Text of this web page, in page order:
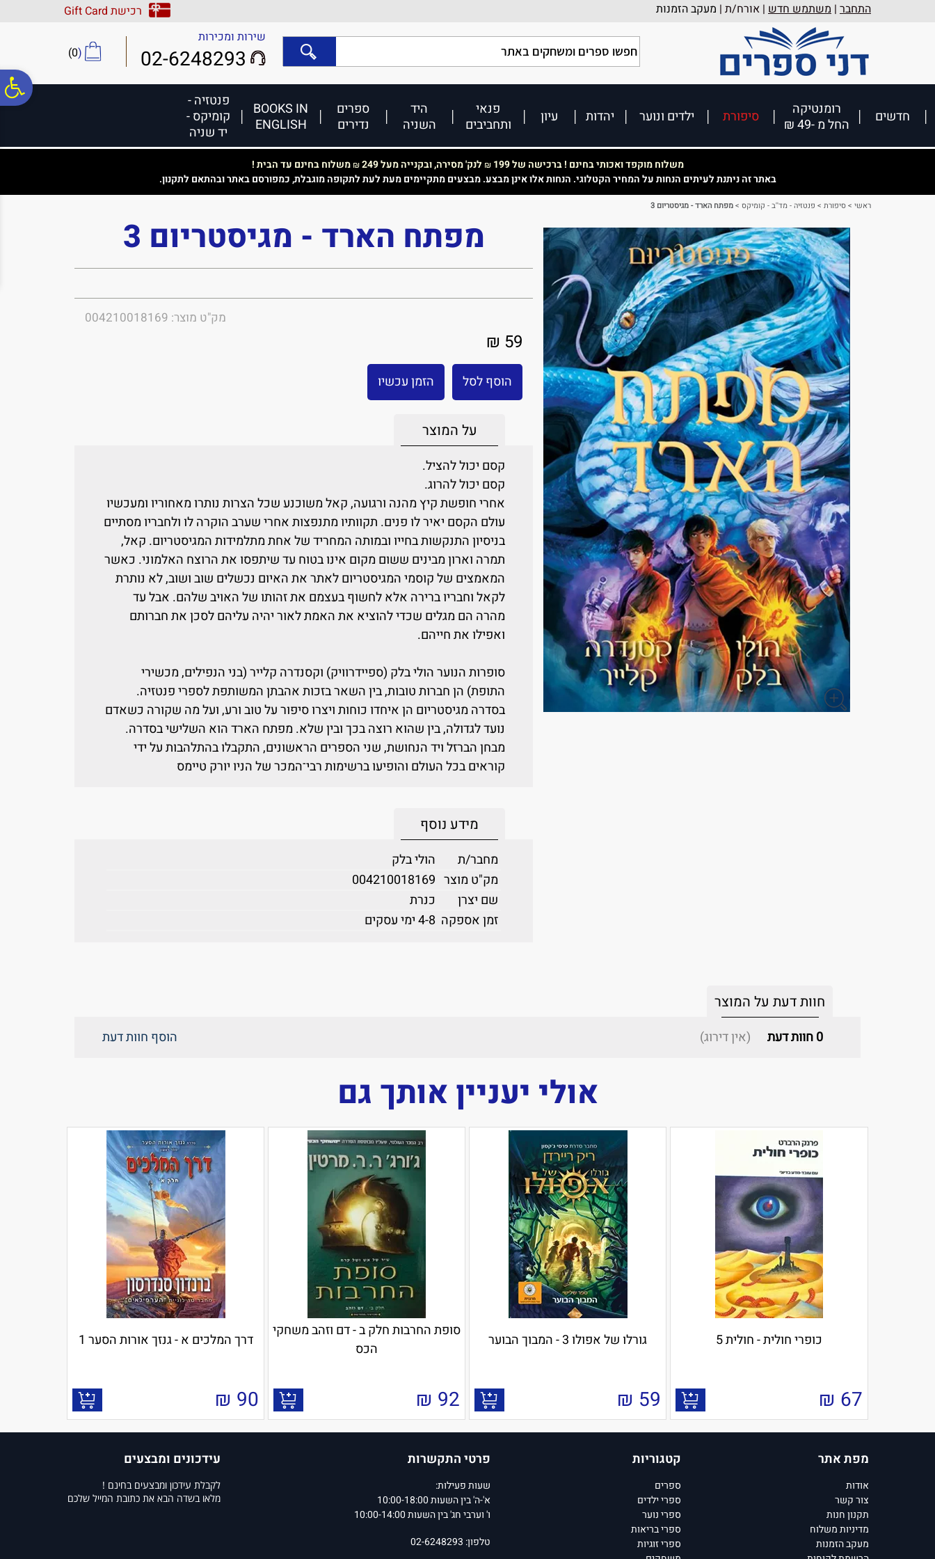
נגישות
אתר
המרכזי
התחבר | משתמש חדש | אורח/ת | מעקב הזמנות
רכישת Gift Card
שירות ומכירות
02-6248293
(
0
)
חדשים
רומנטיקה
החל מ -49 ₪
סיפורת ילדים ונוער יהדות עיון
פנאי
ותחביבים
היד
השניה
ספרים
נדירים
BOOKS IN
ENGLISH
פנטזיה -
קומיקס -
יד שניה
משלוח מוקפד ואכותי בחינם ! ברכישה של 199 ₪ לנק' מסירה, ובקנייה מעל 249 ₪משלוח בחינם עד הבית !
באתר זה ניתנת לעיתים הנחות על המחיר הקטלוגי. הנחות אלו אינן מבצע. מבצעים מתקיימים מעת לעת לתקופה מוגבלת, כמפורסם באתר ובהתאם לתקנון.
ראשי >סיפורת > פנטזיה - מד''ב - קומיקס >מפתח הארד - מגיסטריום 3
מפתח הארד - מגיסטריום 3
מק"ט מוצר: 004210018169
59 ₪
הוסף לסל הזמן עכשיו
על המוצר
קסם יכול להציל.
קסם יכול להרוג.
אחרי חופשת קיץ מהנה ורגועה, קאל משוכנע שכל הצרות נותרו מאחוריו ומעכשיו
עולם הקסם יאיר לו פנים. תקוותיו מתנפצות אחרי שערב הוקרה לו ולחבריו מסתיים
בניסיון התנקשות בחייו ובמותה המחריד של אחת מתלמידות המגיסטריום. קאל,
תמרה וארון מבינים ששום מקום אינו בטוח עד שיתפסו את הרוצח האלמוני. כאשר
המאמצים של קוסמי המגיסטריום לאתר את האיום נכשלים שוב ושוב, לא נותרת
לקאל וחבריו ברירה אלא לחשוף בעצמם את זהותו של האויב שלהם. אבל עד
מהרה הם מגלים שכדי להוציא את האמת לאור יהיה עליהם לסכן את חברותם
ואפילו את חייהם.
סופרות הנוער הולי בלק (ספיידרוויק) וקסנדרה קלייר (בני הנפילים, מכשירי
התופת) הן חברות טובות, בין השאר בזכות אהבתן המשותפת לספרי פנטזיה.
בסדרה מגיסטריום הן איחדו כוחות ויצרו סיפור על טוב ורע, ועל מה שקורה כשאדם
נועד לגדולה, בין שהוא רוצה בכך ובין שלא. מפתח הארד הוא השלישי בסדרה.
מבחן הברזל ויד הנחושת, שני הספרים הראשונים, התקבלו בהתלהבות על ידי
קוראים בכל העולם והופיעו ברשימות רבי־המכר של הניו יורק טיימס
מידע נוסף
מחבר/ת
הולי בלק
מק"ט מוצר 004210018169
שם יצרן
כנרת
זמן אספקה 4-8 ימי עסקים
חוות דעת על המוצר
0חוות דעת (אין דירוג) הוסף חוות דעת
אולי יעניין אותך גם
כופרי חולית - חולית 5
67
₪
גורלו של אפולו 3 - המבוך הבוער
59
₪
סופת החרבות חלק ב - דם וזהב משחקי
הכס
92
₪
דרך המלכים א - גנזך אורות הסער 1
90
₪
מפת אתר
אודות
צור קשר
תקנון חנות
מדיניות משלוח
מעקב הזמנות
קטגוריות
ספרים
ספרי ילדים
ספרי נוער
ספרי בריאות
ספרי זוגיות
פרטי התקשרות
שעות פעילות:
א'-ה' בין השעות 10:00-18:00
ו' וערבי חג' בין השעות 10:00-14:00
טלפון: 02-6248293
עידכונים ומבצעים
לקבלת עידכון ומבצעים בחינם !
מלאו בשדה הבא את כתובת המייל שלכם